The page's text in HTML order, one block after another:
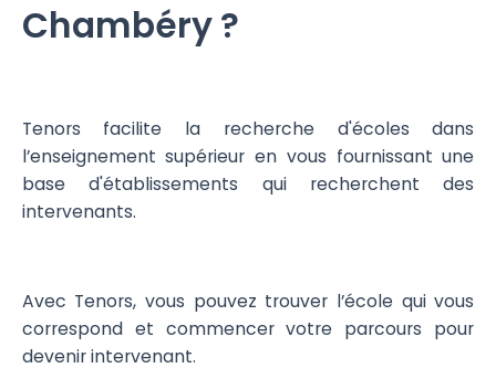
Chambéry ?
Tenors facilite la recherche d'écoles dans
l’enseignement supérieur en vous fournissant une
base d'établissements qui recherchent des
intervenants.
Avec Tenors, vous pouvez trouver l’école qui vous
correspond et commencer votre parcours pour
devenir intervenant.